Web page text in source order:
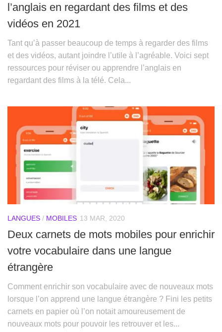
l’anglais en regardant des films et des
vidéos en 2021
Tant qu’à passer beaucoup de temps à regarder des films
et des vidéos, autant joindre l’utile à l’agréable. Voici sept
ressources pour réviser ou apprendre l’anglais en
regardant des films à la télé. Cela...
LANGUES / MOBILES 13 MAR, 2020
Deux carnets de mots mobiles pour enrichir
votre vocabulaire dans une langue
étrangère
Comment enrichir son vocabulaire avec de nouveaux mots
lorsque l’on apprend une langue étrangère ? Fini les petits
carnets en papier où l’on notait amoureusement de
nouveaux mots pour pouvoir les retrouver et les...